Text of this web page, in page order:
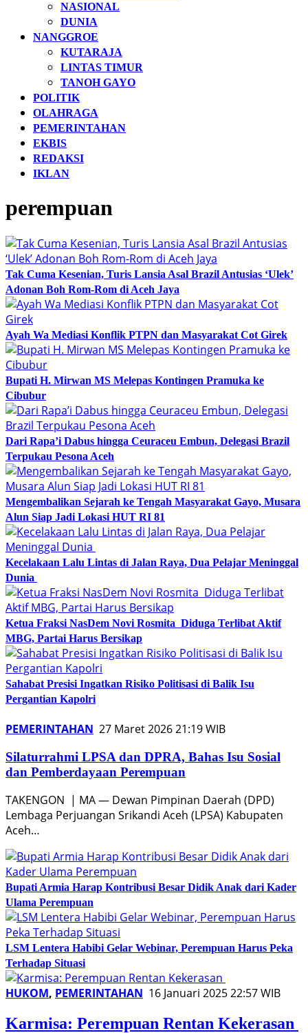
NASIONAL
DUNIA
NANGGROE
KUTARAJA
LINTAS TIMUR
TANOH GAYO
POLITIK
OLAHRAGA
PEMERINTAHAN
EKBIS
REDAKSI
IKLAN
perempuan
Tak Cuma Kesenian, Turis Lansia Asal Brazil Antusias ‘Ulek’
Adonan Boh Rom-Rom di Aceh Jaya
Ayah Wa Mediasi Konflik PTPN dan Masyarakat Cot Girek
Bupati H. Mirwan MS Melepas Kontingen Pramuka ke
Cibubur
Dari Rapa’i Dabus hingga Ceuraceu Embun, Delegasi Brazil
Terpukau Pesona Aceh
Mengembalikan Sejarah ke Tengah Masyarakat Gayo, Musara
Alun Siap Jadi Lokasi HUT RI 81
Kecelakaan Lalu Lintas di Jalan Raya, Dua Pelajar Meninggal
Dunia
Ketua Fraksi NasDem Novi Rosmita Diduga Terlibat Aktif
MBG, Partai Harus Bersikap
Sahabat Presisi Ingatkan Risiko Politisasi di Balik Isu
Pergantian Kapolri
PEMERINTAHAN 27 Maret 2026 21:19 WIB
Silaturrahmi LPSA dan DPRA, Bahas Isu Sosial
dan Pemberdayaan Perempuan
TAKENGON | MA — Dewan Pimpinan Daerah (DPD)
Lembaga Perjuangan Srikandi Aceh (LPSA) Kabupaten
Aceh…
Bupati Armia Harap Kontribusi Besar Didik Anak dari Kader
Ulama Perempuan
LSM Lentera Habibi Gelar Webinar, Perempuan Harus Peka
Terhadap Situasi
HUKOM, PEMERINTAHAN 16 Januari 2025 22:57 WIB
Karmisa: Perempuan Rentan Kekerasan